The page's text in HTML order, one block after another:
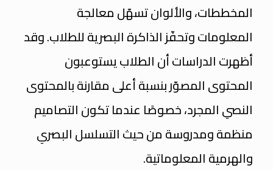
المخططات، والألوان تسهّل معالجة
المعلومات وتحفّز الذاكرة البصرية للطلاب. وقد
أظهرت الدراسات أن الطلاب يستوعبون
المحتوى المصوّر بنسبة أعلى مقارنة بالمحتوى
النصي المجرد، خصوصًا عندما تكون التصاميم
منظمة ومدروسة من حيث التسلسل البصري
والهرمية المعلوماتية.